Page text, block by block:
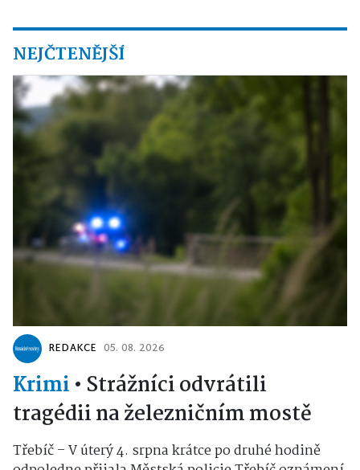
NEJČTENĚJŠÍ
REDAKCE 05. 08. 2026
Krimi • Strážníci odvrátili
tragédii na železničním mostě
Třebíč – V úterý 4. srpna krátce po druhé hodině